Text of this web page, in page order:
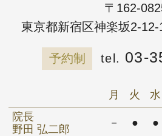
〒162-
東京都新宿区神楽坂2-
予約制 03-
月 火 水
院長
野田 弘二郎
－ ● ●